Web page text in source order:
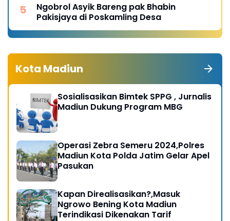
Ngobrol Asyik Bareng pak Bhabin
Pakisjaya di Poskamling Desa
Kota Madiun
Sosialisasikan Bimtek SPPG , Jurnalis
Madiun Dukung Program MBG
Operasi Zebra Semeru 2024,Polres
Madiun Kota Polda Jatim Gelar Apel
Pasukan
Kapan Direalisasikan?,Masuk
Ngrowo Bening Kota Madiun
Terindikasi Dikenakan Tarif